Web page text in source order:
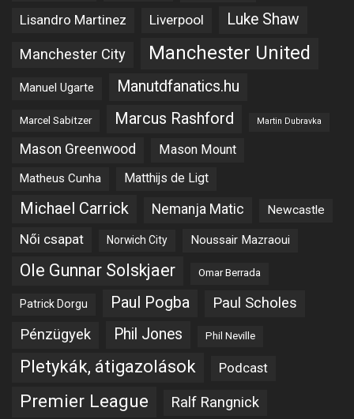
Lisandro Martinez Liverpool Luke Shaw
Manchester City Manchester United
Manuel Ugarte Manutdfanatics.hu
Marcel Sabitzer Marcus Rashford Martin Dubravka
Mason Greenwood Mason Mount
Matheus Cunha Matthijs de Ligt
Michael Carrick Nemanja Matic Newcastle
Női csapat Norwich City Noussair Mazraoui
Ole Gunnar Solskjaer Omar Berrada
Patrick Dorgu Paul Pogba Paul Scholes
Pénzügyek Phil Jones Phil Neville
Pletykák, átigazolások Podcast
Premier League Ralf Rangnick